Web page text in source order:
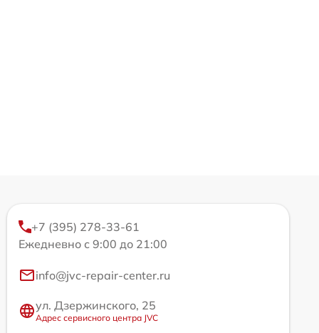
+7 (395) 278-33-61
Ежедневно с 9:00 до 21:00
info@jvc-repair-center.ru
ул. Дзержинского, 25
Адрес сервисного центра JVC